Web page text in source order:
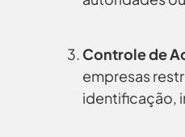
Controle de
empresas
identificação,